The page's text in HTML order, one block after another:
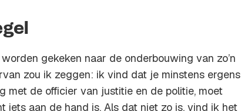
gekeken naar de onderbouwing van zo’n
zou ik zeggen: ik vind dat je minstens ergens
met de officier van justitie en de politie, moet
iets aan de hand is. Als dat niet zo is, vind ik het